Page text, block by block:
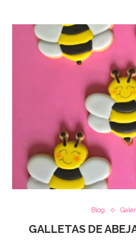
Blog
GALLETAS DE